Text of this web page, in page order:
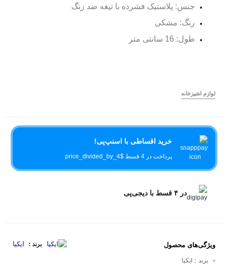
جنس: پلاستیک فشرده با تیغه ضد زنگ
رنگ: مشکی
طول: 16 سانتی متر
لوازم اشپزخانه
خرید اقساطی با اسنپ‌پی!
پرداخت در 4 قسط $price_divided_by_4
در ۴ قسط با دیجی‌پی
برند : ایکیا ویژگی‌های محصول
برند : ایکیا